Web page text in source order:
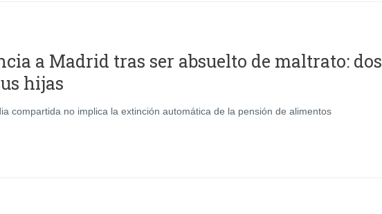
a Madrid tras ser absuelto de maltrato: dos
hijas
compartida no implica la extinción automática de la pensión de alimentos